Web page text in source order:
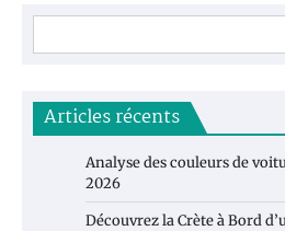
Articles récents
Analyse des couleurs de
2026
Découvrez la Crète à Bord